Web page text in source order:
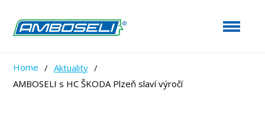
Home / Aktuality /
AMBOSELI s HC ŠKODA Plzeň slaví výročí